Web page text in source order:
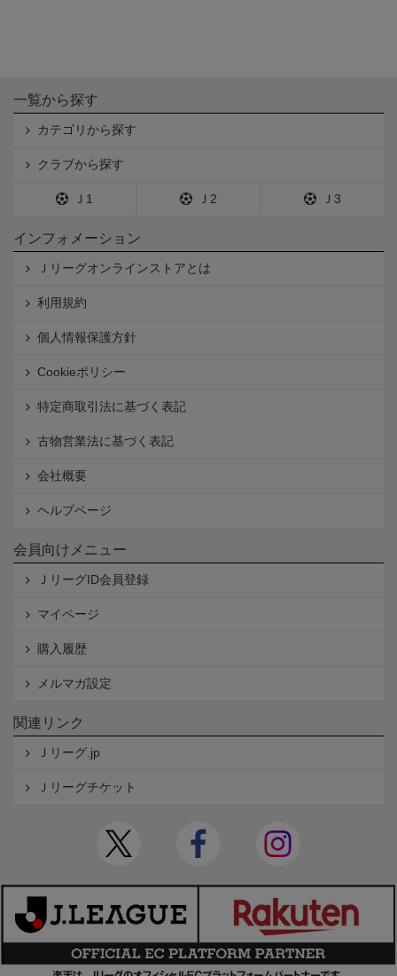
一覧から探す
カテゴリから探す
クラブから探す
Ｊ1 Ｊ2 Ｊ3
インフォメーション
Ｊリーグオンラインストアとは
利用規約
個人情報保護方針
Cookieポリシー
特定商取引法に基づく表記
古物営業法に基づく表記
会社概要
ヘルプページ
会員向けメニュー
ＪリーグID会員登録
マイページ
購入履歴
メルマガ設定
関連リンク
Ｊリーグ.jp
Ｊリーグチケット